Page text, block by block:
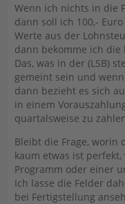
Wenn ich nichts in die
dann soll ich 100,-
Werte aus der
dann bekomme ich
Das, was in der (LSB)
gemeint sein und
dann bezieht es sich
in einem
quartalsweise zu
Bleibt die Frage, worin
kaum etwas ist
Programm oder einer
Ich lasse die Felder
bei Fertigstellung